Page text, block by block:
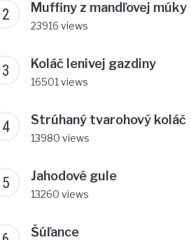
Muffiny z mandľovej múky
23916 views
Koláč lenivej gazdiny
16501 views
Strúhaný tvarohový koláč
13980 views
Jahodové gule
13260 views
Šúľance